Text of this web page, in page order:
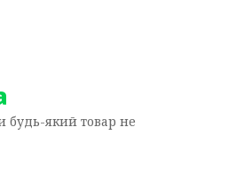
будь-який товар не